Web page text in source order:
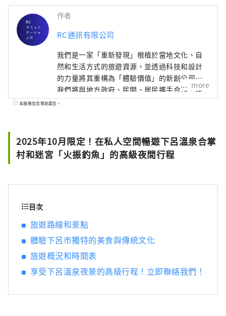
作者
RC通訊有限公司
我們是一家「重新發現」根植於當地文化、自
然和生活方式的旅遊資源，並透過科技和設計
的力量將其重構為「體驗價值」的新創公司。
我們將與地方政府、民間、居民攜手合作，建
立創造區域新經濟和新循環的機制。
more
本服務包含贊助廣告。
2025年10月限定！在私人空間暢遊下呂溫泉合掌
村和迷宮「火振釣魚」的高級夜間行程
目次
旅遊路線和景點
體驗下呂市獨特的美食與傳統文化
旅遊概況和時間表
享受下呂溫泉夜景的高級行程！立即聯絡我們！